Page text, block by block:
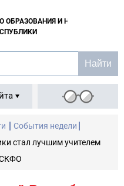
ОБРАЗОВАНИЯ И НАУКИ
События недели
стал лучшим учителем
СКФО